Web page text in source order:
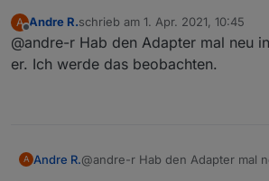
A
Offline
Andre R.schrieb am 1. Apr. 2021, 10:45
zuletzt editiert von
@andre-r Hab den Adapter mal neu
er. Ich werde das beobachten.
A Andre R.@andre-r Hab den Adapter mal